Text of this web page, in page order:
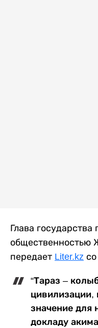
Глава государства
общественностью
передает Liter.kz
“Тараз –
значение для
докладу